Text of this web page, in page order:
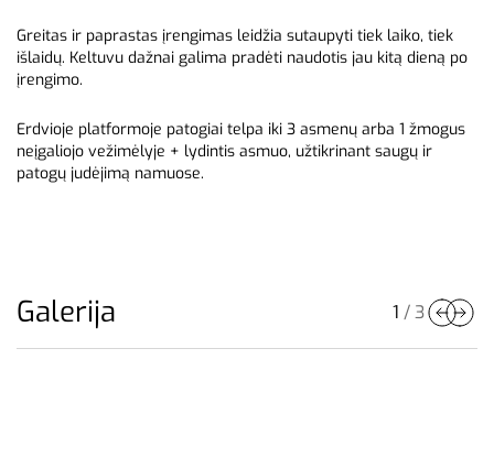
Greitas ir paprastas įrengimas leidžia sutaupyti tiek laiko, tiek
išlaidų. Keltuvu dažnai galima pradėti naudotis jau kitą dieną po
įrengimo.
Erdvioje platformoje patogiai telpa iki 3 asmenų arba 1 žmogus
neįgaliojo vežimėlyje + lydintis asmuo, užtikrinant saugų ir
patogų judėjimą namuose.
Galerija 1 /3